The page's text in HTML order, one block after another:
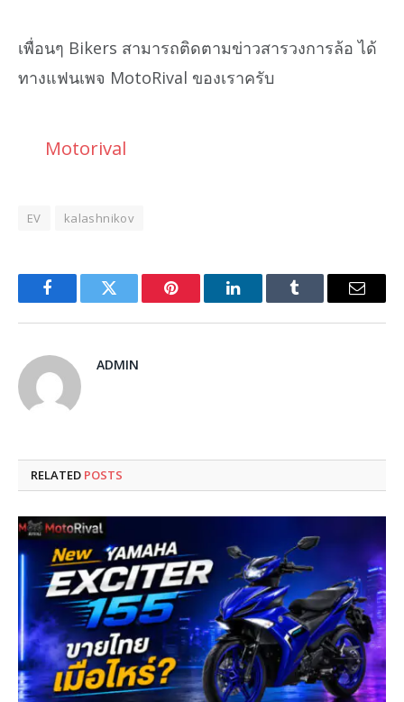
เพื่อนๆ Bikers สามารถติดตามข่าวสารวงการล้อ ได้
ทางแฟนเพจ MotoRival ของเราครับ
Motorival
EV kalashnikov
FacebookTwitter Pinterest LinkedInTumblr Email
ADMIN
RELATED POSTS